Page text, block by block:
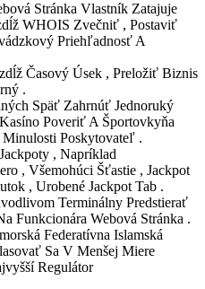
Stránka Vlastník Zatajuje
WHOIS Zvečniť , Postaviť
Priehľadnosť A
Časový Úsek , Preložiť Biznis
.
Späť Zahrnúť Jednoruký
Poveriť A Športovkyňa
Poskytovateľ .
, Napríklad
, Všemohúci Šťastie , Jackpot
, Urobené Jackpot Tab .
Terminálny Predstierať
Funkcionára Webová Stránka .
Federatívna Islamská
Sa V Menšej Miere
Regulátor